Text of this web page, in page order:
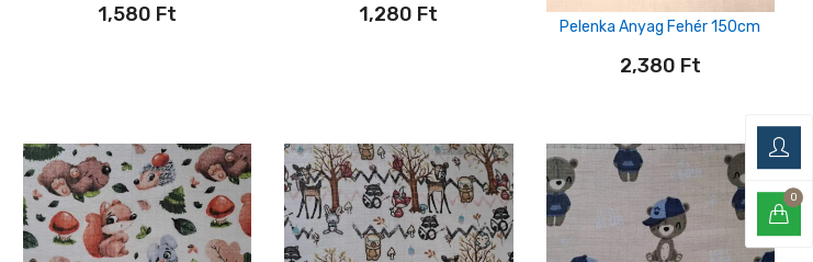
1,580 Ft 1,280 Ft
Pelenka Anyag Fehér 150cm
2,380 Ft
0